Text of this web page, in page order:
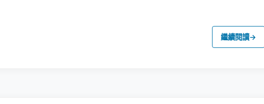
繼續閱讀→